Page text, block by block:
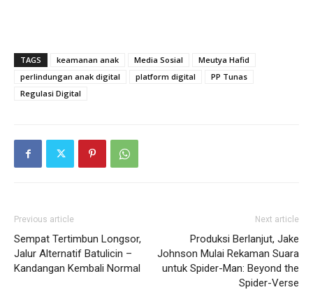
TAGS keamanan anak Media Sosial
Meutya Hafid
perlindungan anak digital
platform digital
PP Tunas
Regulasi Digital
Previous article
Sempat Tertimbun Longsor,
Jalur Alternatif Batulicin –
Kandangan Kembali Normal
Next article
Produksi Berlanjut, Jake
Johnson Mulai Rekaman Suara
untuk Spider-Man: Beyond the
Spider-Verse